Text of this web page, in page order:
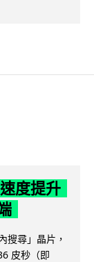
度提升
搜尋」晶片，
皮秒（即